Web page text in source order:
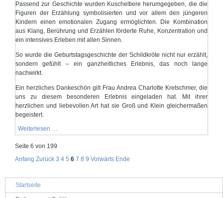
Passend zur Geschichte wurden Kuscheltiere herumgegeben, die die
Figuren der Erzählung symbolisierten und vor allem den jüngeren
Kindern einen emotionalen Zugang ermöglichten. Die Kombination
aus Klang, Berührung und Erzählen förderte Ruhe, Konzentration und
ein intensives Erleben mit allen Sinnen.
So wurde die Geburtstagsgeschichte der Schildkröte nicht nur erzählt,
sondern gefühlt – ein ganzheitliches Erlebnis, das noch lange
nachwirkt.
Ein herzliches Dankeschön gilt Frau Andrea Charlotte Kretschmer, die
uns zu diesem besonderen Erlebnis eingeladen hat. Mit ihrer
herzlichen und liebevollen Art hat sie Groß und Klein gleichermaßen
begeistert.
Weiterlesen …
zum
Klangschalen
verzaubern
Kita
Seite 6 von 199
Anfang Zurück 3 4 5 6 7 8 9 Vorwärts Ende
Navigation
überspringen
Startseite